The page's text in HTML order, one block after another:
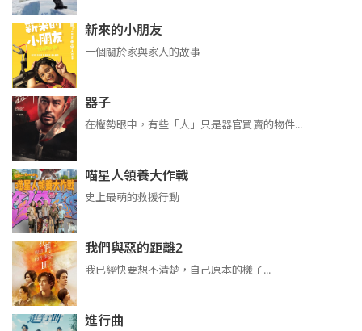
新來的小朋友
一個關於家與家人的故事
器子
在權勢眼中，有些「人」只是器官買賣的物件...
喵星人領養大作戰
史上最萌的救援行動
我們與惡的距離2
我已經快要想不清楚，自己原本的樣子...
進行曲